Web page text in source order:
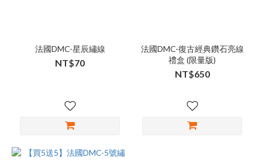
法國DMC-星辰繡線
NT$70
法國DMC-復古經典鑽石亮線
禮盒 (限量版)
NT$650